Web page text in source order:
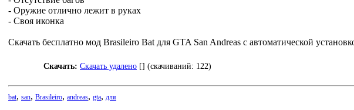
- Оружие отлично лежит в руках
- Своя иконка
Скачать бесплатно мод Brasileiro Bat для GTA San Andreas с автоматической
Скачать: Скачать удалено [] (cкачиваний: 122)
bat, san, Brasileiro, andreas, gta, для